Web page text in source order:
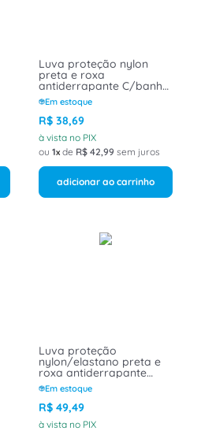
Luva proteção nylon
preta e roxa
antiderrapante C/banho
nitrílico reto curto
5dedos G MAXIDRY
75400 Next Safety
Em estoque
R$ 38,69
à vista no PIX
ou 1 de R$ 42,99 sem juros
adicionar ao carrinho
Luva proteção
nylon/elastano preta e
roxa antiderrapante
C/banho nitrílico reta
curta P MAXIDRY TOTAL
75200 Next Safety
Em estoque
R$ 49,49
à vista no PIX